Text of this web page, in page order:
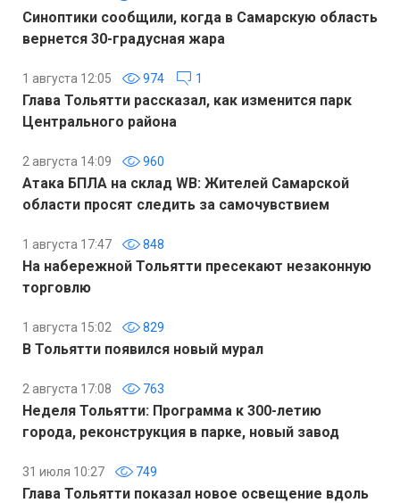
Синоптики сообщили, когда в Самарскую область
вернется 30-градусная жара
1 августа 12:05 974 1
Глава Тольятти рассказал, как изменится парк
Центрального района
2 августа 14:09 960
Атака БПЛА на склад WB: Жителей Самарской
области просят следить за самочувствием
1 августа 17:47 848
На набережной Тольятти пресекают незаконную
торговлю
1 августа 15:02 829
В Тольятти появился новый мурал
2 августа 17:08 763
Неделя Тольятти: Программа к 300-летию
города, реконструкция в парке, новый завод
31 июля 10:27 749
Глава Тольятти показал новое освещение вдоль